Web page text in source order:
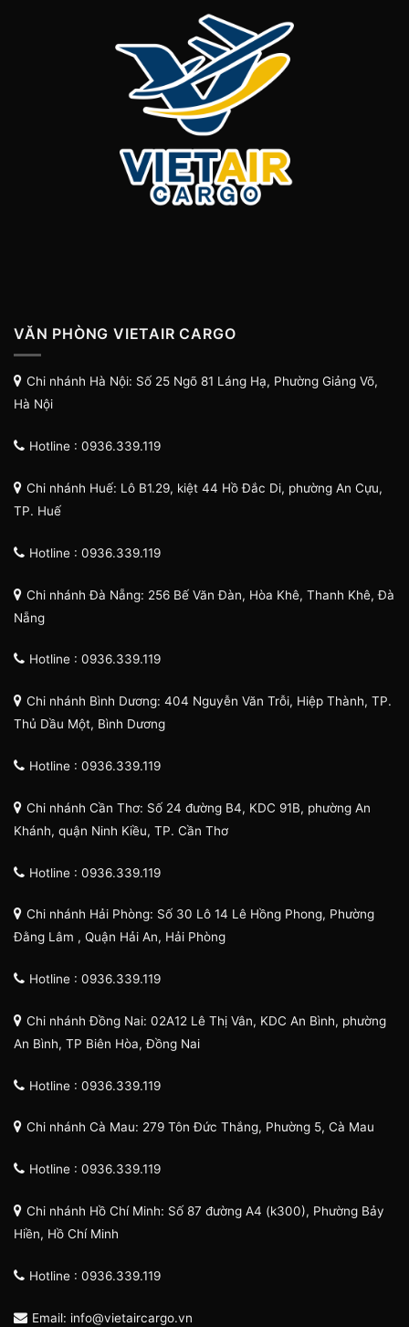
VĂN PHÒNG VIETAIR CARGO
Chi nhánh Hà Nội: Số 25 Ngõ 81 Láng Hạ, Phường Giảng Võ,
Hà Nội
Hotline : 0936.339.119
Chi nhánh Huế: Lô B1.29, kiệt 44 Hồ Đắc Di, phường An Cựu,
TP. Huế
Hotline : 0936.339.119
Chi nhánh Đà Nẵng: 256 Bế Văn Đàn, Hòa Khê, Thanh Khê, Đà
Nẵng
Hotline : 0936.339.119
Chi nhánh Bình Dương: 404 Nguyễn Văn Trỗi, Hiệp Thành, TP.
Thủ Dầu Một, Bình Dương
Hotline : 0936.339.119
Chi nhánh Cần Thơ: Số 24 đường B4, KDC 91B, phường An
Khánh, quận Ninh Kiều, TP. Cần Thơ
Hotline : 0936.339.119
Chi nhánh Hải Phòng: Số 30 Lô 14 Lê Hồng Phong, Phường
Đằng Lâm , Quận Hải An, Hải Phòng
Hotline : 0936.339.119
Chi nhánh Đồng Nai: 02A12 Lê Thị Vân, KDC An Bình, phường
An Bình, TP Biên Hòa, Đồng Nai
Hotline : 0936.339.119
Chi nhánh Cà Mau: 279 Tôn Đức Thắng, Phường 5, Cà Mau
Hotline : 0936.339.119
Chi nhánh Hồ Chí Minh: Số 87 đường A4 (k300), Phường Bảy
Hiền, Hồ Chí Minh
Hotline : 0936.339.119
Email: info@vietaircargo.vn